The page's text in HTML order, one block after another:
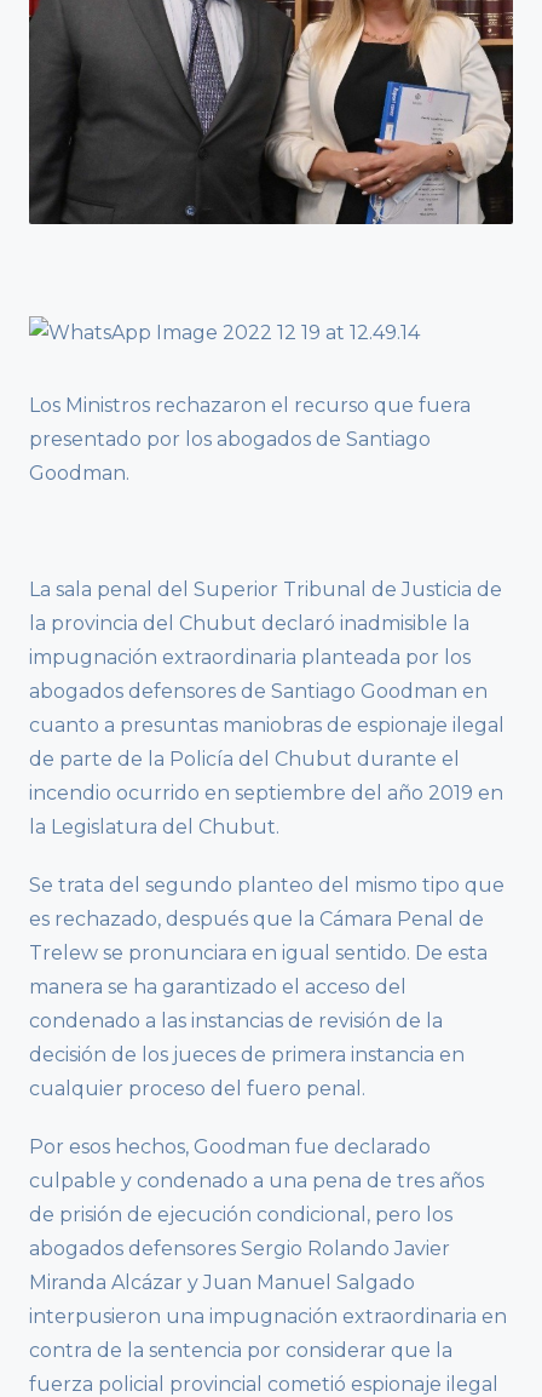
Los Ministros rechazaron el recurso que fuera
presentado por los abogados de Santiago
Goodman.
La sala penal del Superior Tribunal de Justicia de
la provincia del Chubut declaró inadmisible la
impugnación extraordinaria planteada por los
abogados defensores de Santiago Goodman en
cuanto a presuntas maniobras de espionaje ilegal
de parte de la Policía del Chubut durante el
incendio ocurrido en septiembre del año 2019 en
la Legislatura del Chubut.
Se trata del segundo planteo del mismo tipo que
es rechazado, después que la Cámara Penal de
Trelew se pronunciara en igual sentido. De esta
manera se ha garantizado el acceso del
condenado a las instancias de revisión de la
decisión de los jueces de primera instancia en
cualquier proceso del fuero penal.
Por esos hechos, Goodman fue declarado
culpable y condenado a una pena de tres años
de prisión de ejecución condicional, pero los
abogados defensores Sergio Rolando Javier
Miranda Alcázar y Juan Manuel Salgado
interpusieron una impugnación extraordinaria en
contra de la sentencia por considerar que la
fuerza policial provincial cometió espionaje ilegal